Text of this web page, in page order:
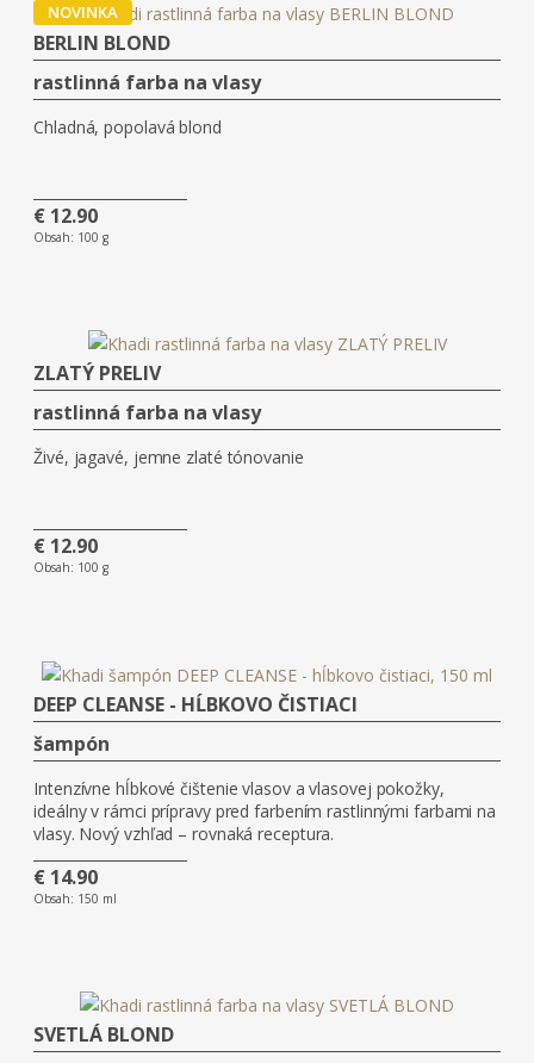
NOVINKA
BERLIN BLOND
rastlinná farba na vlasy
Chladná, popolavá blond
€ 12.90
Obsah: 100 g
ZLATÝ PRELIV
rastlinná farba na vlasy
Živé, jagavé, jemne zlaté tónovanie
€ 12.90
Obsah: 100 g
DEEP CLEANSE - HĹBKOVO ČISTIACI
šampón
Intenzívne hĺbkové čištenie vlasov a vlasovej pokožky,
ideálny v rámci prípravy pred farbením rastlinnými farbami na
vlasy. Nový vzhľad – rovnaká receptura.
€ 14.90
Obsah: 150 ml
SVETLÁ BLOND